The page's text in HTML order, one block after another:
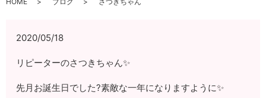
2020/05/18
リピーターのさつきちゃん✨
先月お誕生日でした?素敵な一年になりますように✨